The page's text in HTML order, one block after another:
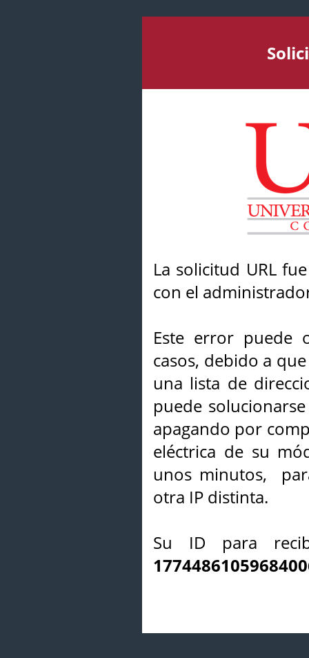
La solicitud URL
con el
Este error puede
casos, debido a
una lista de
puede
apagando por
eléctrica de su
unos minutos,
otra IP distinta.
Su ID para